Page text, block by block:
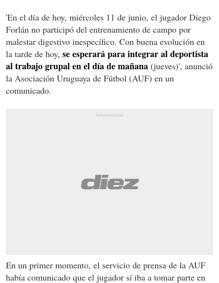
'En el día de hoy, miércoles 11 de junio, el jugador Diego
Forlán no participó del entrenamiento de campo por
malestar digestivo inespecífico. Con buena evolución en
la tarde de hoy, se esperará para integrar al deportista
al trabajo grupal en el día de mañana (jueves)', anunció
la Asociación Uruguaya de Fútbol (AUF) en un
comunicado.
En un primer momento, el servicio de prensa de la AUF
había comunicado que el jugador sí iba a tomar parte en